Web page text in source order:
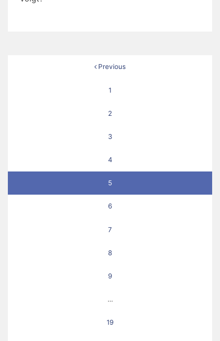
Seitennummerierung
Previous
1
2
3
4
5
6
7
8
9
…
19